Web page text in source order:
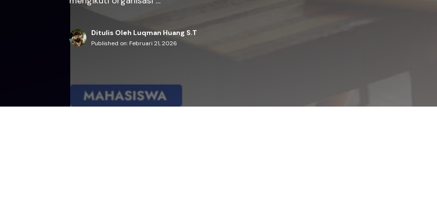
Ditulis Oleh Luqman Huang S.T
Published on: Februari 21, 2026